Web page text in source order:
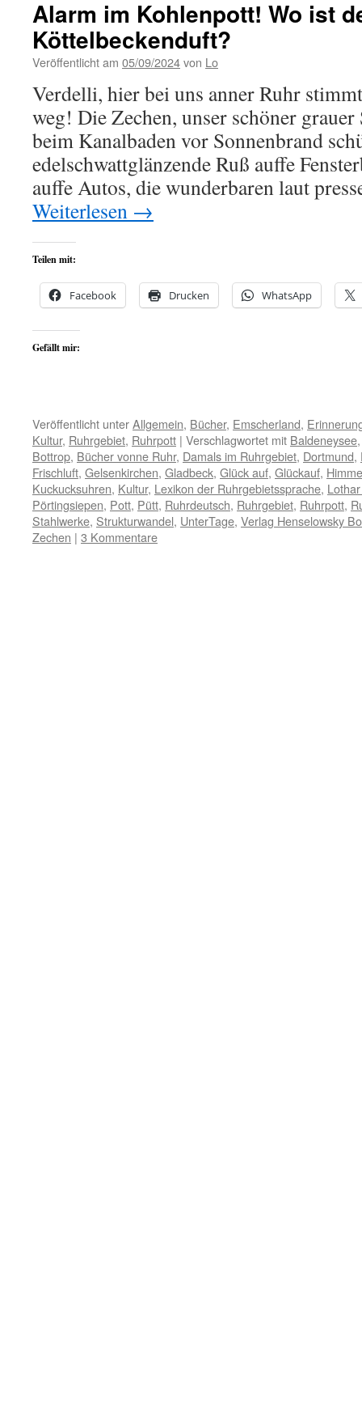
Alarm im Kohlenpott! Wo ist
Köttelbeckenduft?
Veröffentlicht am 05/09/2024von Lo
Verdelli, hier bei uns anner Ruhr
weg! Die Zechen, unser schöner
beim Kanalbaden vor Sonnenbrand
edelschwattglänzende Ruß auffe
auffe Autos, die wunderbaren laut
Weiterlesen →
Teilen mit:
Facebook Drucken WhatsApp
Gefällt mir:
Veröffentlicht unterAllgemein, Bücher, Emscherland,
Kultur, Ruhrgebiet, Ruhrpott | Verschlagwortet mit Baldeneysee
Bottrop, Bücher vonne Ruhr, Damals im Ruhrgebiet, Dortmund,
Frischluft, Gelsenkirchen, Gladbeck, Glück auf, Glückauf,
Kuckucksuhren, Kultur, Lexikon der Ruhrgebietssprache,
Pörtingsiepen, Pott, Pütt, Ruhrdeutsch, Ruhrgebiet, Ruhrpott,
Stahlwerke, Strukturwandel, UnterTage, Verlag Henselowsky
Zechen | 3 Kommentare